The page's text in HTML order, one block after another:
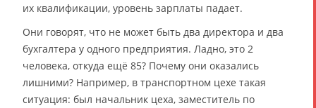
их квалификации, уровень зарплаты падает.
Они говорят, что не может быть два директора и два
бухгалтера у одного предприятия. Ладно, это 2
человека, откуда ещё 85? Почему они оказались
лишними? Например, в транспортном цехе такая
ситуация: был начальник цеха, заместитель по